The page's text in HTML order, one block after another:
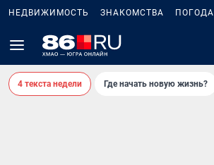
НЕДВИЖИМОСТЬ ЗНАКОМСТВА ПОГОДА
4 текста недели Где начать новую жизнь?